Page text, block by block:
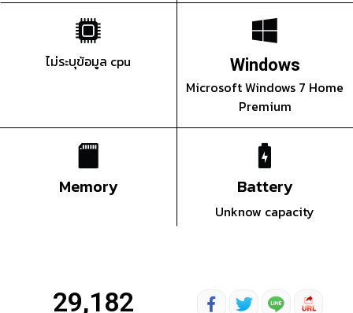
ไม่ระบุข้อมูล cpu Windows
Microsoft Windows 7 Home
Premium
Memory Battery
Unknow capacity
29,182